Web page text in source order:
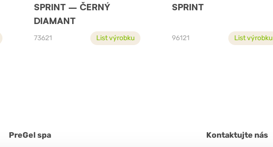
SPRINT – ČERNÝ
DIAMANT
73621 List výrobku
SPRINT
96121 List výrobku
PreGel spa Kontaktujte nás